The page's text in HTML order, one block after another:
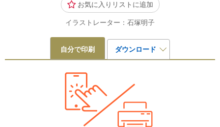
お気に入りリストに追加
イラストレーター：石塚明子
自分で印刷 ダウンロード